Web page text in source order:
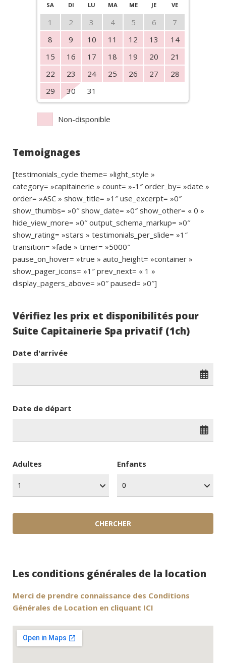
SA DI LU MA ME JE VE
1 2 3 4 5 6
7
8
9 10 11 12 13
14
15
16 17 18 19 20
21
22
23 24 25 26 27
28
29
30 31
Non-disponible
Temoignages
[testimonials_cycle theme= »light_style »
category= »capitainerie » count= »-1″ order_by= »date »
order= »ASC » show_title= »1″ use_excerpt= »0″
show_thumbs= »0″ show_date= »0″ show_other= « 0 »
hide_view_more= »0″ output_schema_markup= »0″
show_rating= »stars » testimonials_per_slide= »1″
transition= »fade » timer= »5000″
pause_on_hover= »true » auto_height= »container »
show_pager_icons= »1″ prev_next= « 1 »
display_pagers_above= »0″ paused= »0″]
Vérifiez les prix et disponibilités pour
Suite Capitainerie Spa privatif (1ch)
Date d'arrivée
Date de départ
Adultes Enfants
Les conditions générales de la location
Merci de prendre connaissance des Conditions
Générales de Location en cliquant ICI